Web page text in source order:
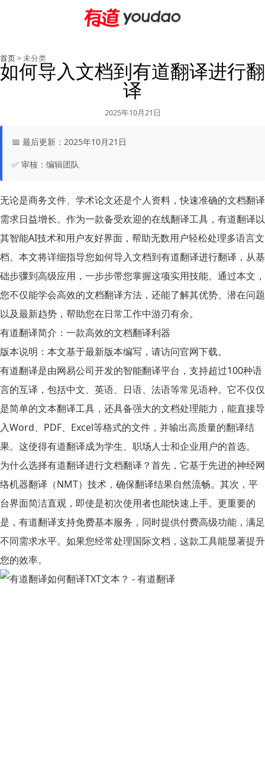
首页> 未分类
如何导入文档到有道翻译进行翻
译
2025年10月21日
📅 最后更新： 2025年10月21日
✅ 审核： 编辑团队
无论是商务文件、学术论文还是个人资料，快速准确的文档翻译
需求日益增长。作为一款备受欢迎的在线翻译工具，有道翻译以
其智能AI技术和用户友好界面，帮助无数用户轻松处理多语言文
档。本文将详细指导您如何导入文档到有道翻译进行翻译，从基
础步骤到高级应用，一步步带您掌握这项实用技能。通过本文，
您不仅能学会高效的文档翻译方法，还能了解其优势、潜在问题
以及最新趋势，帮助您在日常工作中游刃有余。
有道翻译简介：一款高效的文档翻译利器
版本说明： 本文基于最新版本编写，请访问官网下载。
有道翻译是由网易公司开发的智能翻译平台，支持超过100种语
言的互译，包括中文、英语、日语、法语等常见语种。它不仅仅
是简单的文本翻译工具，还具备强大的文档处理能力，能直接导
入Word、PDF、Excel等格式的文件，并输出高质量的翻译结
果。这使得有道翻译成为学生、职场人士和企业用户的首选。
为什么选择有道翻译进行文档翻译？首先，它基于先进的神经网
络机器翻译（NMT）技术，确保翻译结果自然流畅。其次，平
台界面简洁直观，即使是初次使用者也能快速上手。更重要的
是，有道翻译支持免费基本服务，同时提供付费高级功能，满足
不同需求水平。如果您经常处理国际文档，这款工具能显著提升
您的效率。